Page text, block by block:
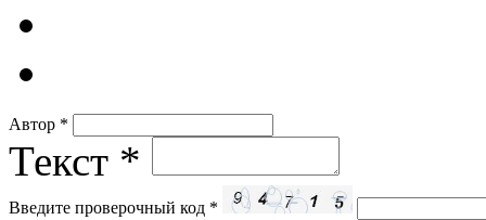
Автор *
Текст *
Введите проверочный код *